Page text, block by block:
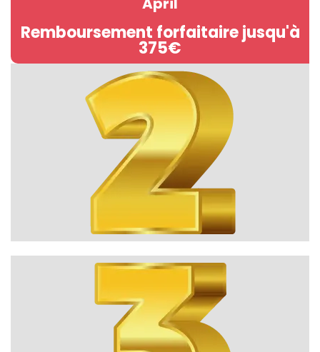
Remboursement forfaitaire jusqu'à
375€